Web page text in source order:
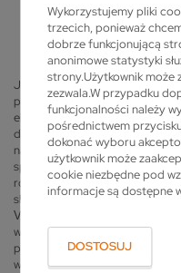
Wykorzystujemy pliki
trzecich, ponieważ
dobrze funkcjonującą
anonimowe statystyki
strony.Użytkownik
zezwala.W przypadku
funkcjonalności należy
pośrednictwem
dokonać wyboru
użytkownik może
cookie niezbędne pod
informacje są dostępne
DOSTOSUJ
Japońskie przedsiębiorstwo
przedsiębiorstwa
elementy w postaci narzędzi
do formowania komponentów
narzędzi kształtowych Heiwa
spiekanych do obróbki
rozwiertaki. Zaś do produkcji i
skrawaniem przedsiębiorstwo
VOLLMER
wyposażyła maszynę
pozwala Heiwa Sangyo
węglików spiekanych w trybie